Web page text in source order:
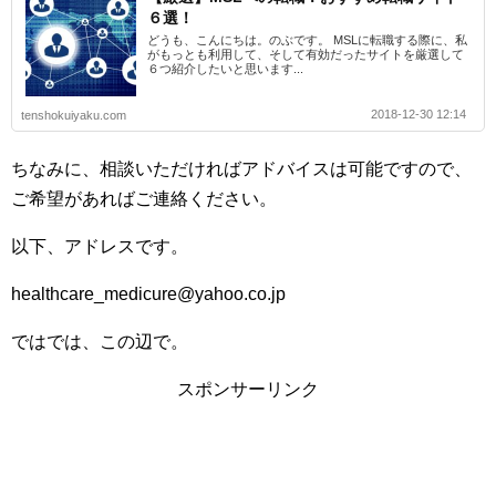
６選！
どうも、こんにちは。のぶです。 MSLに転職する際に、私
がもっとも利用して、そして有効だったサイトを厳選して
６つ紹介したいと思います...
tenshokuiyaku.com 2018-12-30 12:14
ちなみに、相談いただければアドバイスは可能ですので、
ご希望があればご連絡ください。
以下、アドレスです。
healthcare_medicure@yahoo.co.jp
ではでは、この辺で。
スポンサーリンク